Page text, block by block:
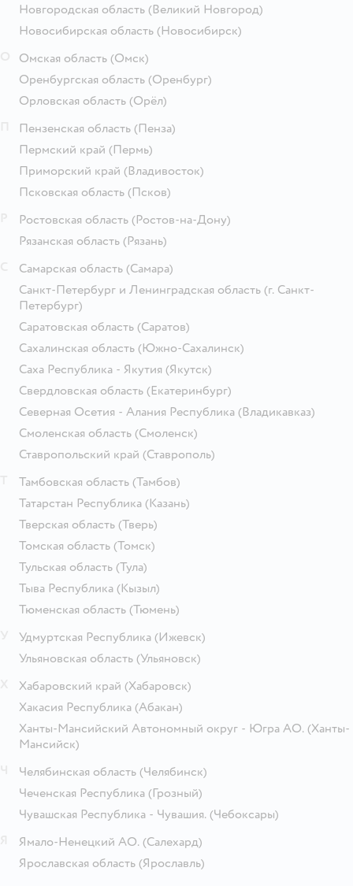
Новгородская область (Великий Новгород)
Новосибирская область (Новосибирск)
Омская область (Омск)
Оренбургская область (Оренбург)
Орловская область (Орёл)
Пензенская область (Пенза)
Пермский край (Пермь)
Приморский край (Владивосток)
Псковская область (Псков)
Ростовская область (Ростов-на-Дону)
Рязанская область (Рязань)
Самарская область (Самара)
Санкт-Петербург и Ленинградская область (г. Санкт-
Петербург)
Саратовская область (Саратов)
Сахалинская область (Южно-Сахалинск)
Саха Республика - Якутия (Якутск)
Свердловская область (Екатеринбург)
Северная Осетия - Алания Республика (Владикавказ)
Смоленская область (Смоленск)
Ставропольский край (Ставрополь)
Тамбовская область (Тамбов)
Татарстан Республика (Казань)
Тверская область (Тверь)
Томская область (Томск)
Тульская область (Тула)
Тыва Республика (Кызыл)
Тюменская область (Тюмень)
Удмуртская Республика (Ижевск)
Ульяновская область (Ульяновск)
Хабаровский край (Хабаровск)
Хакасия Республика (Абакан)
Ханты-Мансийский Автономный округ - Югра АО. (Ханты-
Мансийск)
Челябинская область (Челябинск)
Чеченская Республика (Грозный)
Чувашская Республика - Чувашия. (Чебоксары)
Ямало-Ненецкий АО. (Салехард)
Ярославская область (Ярославль)